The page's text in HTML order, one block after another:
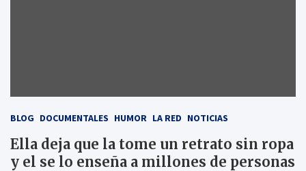
BLOG DOCUMENTALES HUMOR LA RED NOTICIAS
Ella deja que la tome un retrato sin ropa
y el se lo enseña a millones de personas